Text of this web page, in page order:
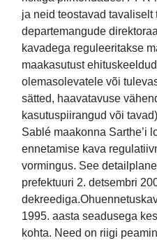
ja neid teostavad tavaliselt
departemangude
kavadega reguleeritakse
maakasutust
olemasolevatele või
sätted, haavatavuse
kasutuspiirangud või
Sablé maakonna Sarthe’i
ennetamise kava
vormingus. See
prefektuuri 2. detsembri
1995. aasta seadusega
kohta. Need on riigi